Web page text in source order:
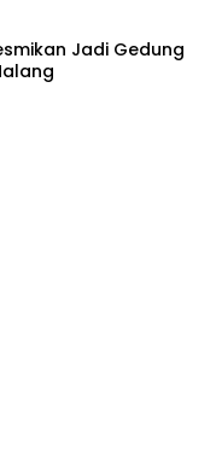
Jadi Gedung